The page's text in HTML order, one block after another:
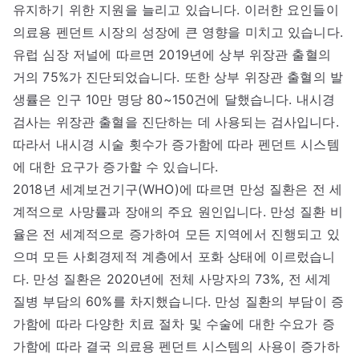
유지하기 위한 지원을 늘리고 있습니다. 이러한 요인들이
의료용 펜던트 시장의 성장에 큰 영향을 미치고 있습니다.
유럽 심장 저널에 따르면 2019년에 상부 위장관 출혈의
거의 75%가 진단되었습니다. 또한 상부 위장관 출혈의 발
생률은 인구 10만 명당 80~150건에 달했습니다. 내시경
검사는 위장관 출혈을 진단하는 데 사용되는 검사입니다.
따라서 내시경 시술 횟수가 증가함에 따라 펜던트 시스템
에 대한 요구가 증가할 수 있습니다.
2018년 세계보건기구(WHO)에 따르면 만성 질환은 전 세
계적으로 사망률과 장애의 주요 원인입니다. 만성 질환 비
율은 전 세계적으로 증가하여 모든 지역에서 진행되고 있
으며 모든 사회경제적 계층에서 포화 상태에 이르렀습니
다. 만성 질환은 2020년에 전체 사망자의 73%, 전 세계
질병 부담의 60%를 차지했습니다. 만성 질환의 부담이 증
가함에 따라 다양한 치료 절차 및 수술에 대한 수요가 증
가함에 따라 결국 의료용 펜던트 시스템의 사용이 증가하